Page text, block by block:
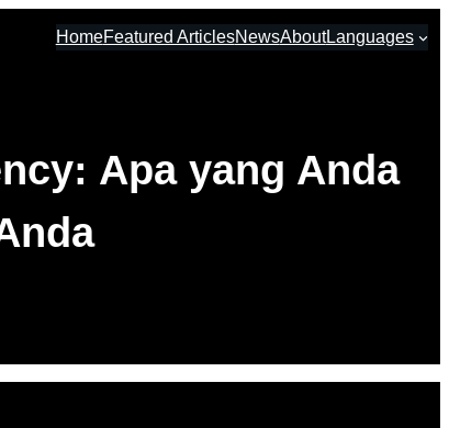
HomeFeatured ArticlesNewsAboutLanguages
Apa yang Anda